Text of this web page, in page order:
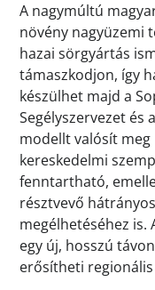
A nagymúltú
növény nagyüzemi
hazai sörgyártás
támaszkodjon, így
készülhet majd a
Segélyszervezet és
modellt valósít
kereskedelmi
fenntartható,
résztvevő
megélhetéséhez is.
egy új, hosszú
erősítheti